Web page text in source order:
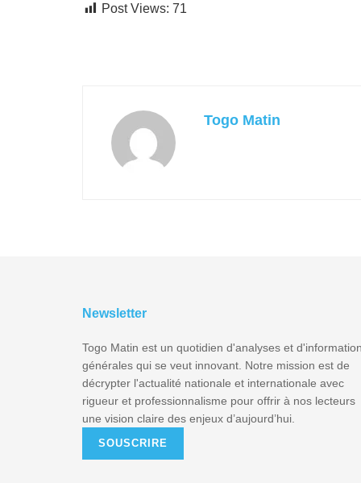
Post Views: 71
Togo Matin
Newsletter
Togo Matin est un quotidien d'analyses et
générales qui se veut innovant. Notre mission est de
décrypter l'actualité nationale et internationale avec
rigueur et professionnalisme pour offrir à nos lecteurs
une vision claire des enjeux d’aujourd’hui.
SOUSCRIRE